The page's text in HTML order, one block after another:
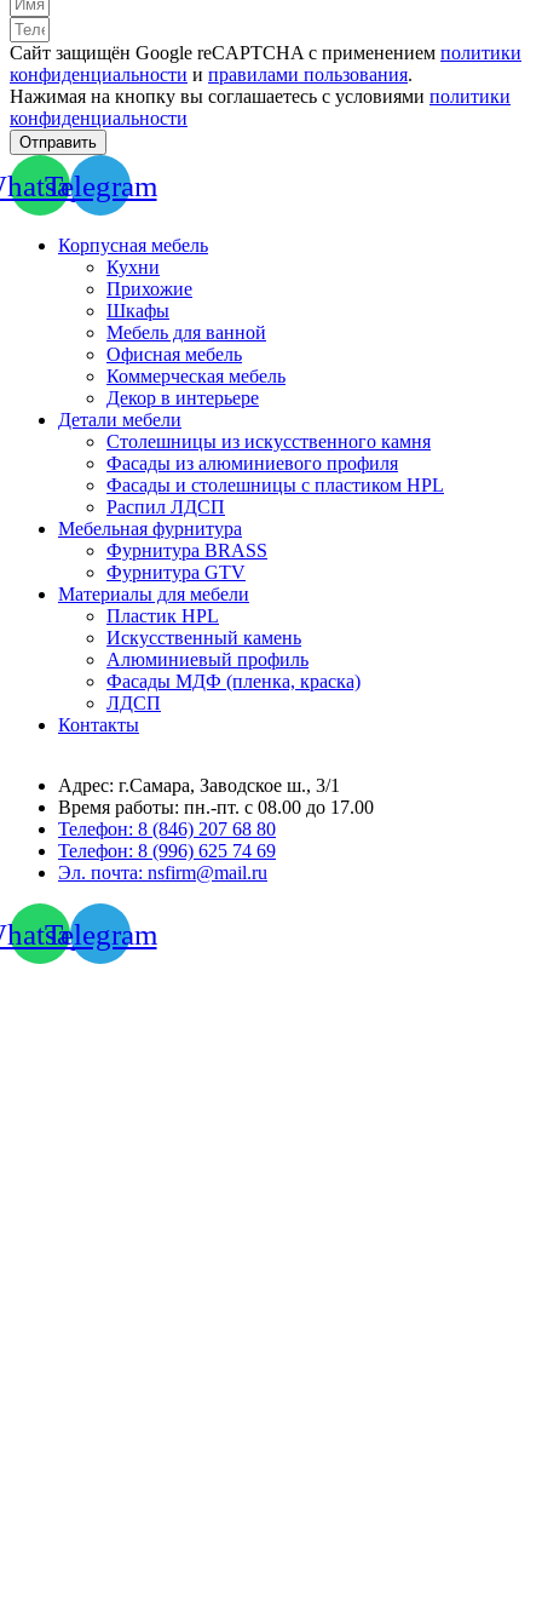
Сайт защищён Google reCAPTCHA с применением политики
конфиденциальности и правилами пользования.
Нажимая на кнопку вы соглашаетесь с условиями политики
конфиденциальности
Отправить
Telegram
Корпусная мебель
Кухни
Прихожие
Шкафы
Мебель для ванной
Офисная мебель
Коммерческая мебель
Декор в интерьере
Детали мебели
Столешницы из искусственного камня
Фасады из алюминиевого профиля
Фасады и столешницы с пластиком HPL
Распил ЛДСП
Мебельная фурнитура
Фурнитура BRASS
Фурнитура GTV
Материалы для мебели
Пластик HPL
Искусственный камень
Алюминиевый профиль
Фасады МДФ (пленка, краска)
ЛДСП
Контакты
Адрес: г.Самара, Заводское ш., 3/1
Время работы: пн.-пт. с 08.00 до 17.00
Телефон: 8 (846) 207 68 80
Телефон: 8 (996) 625 74 69
Эл. почта: nsfirm@mail.ru
Telegram